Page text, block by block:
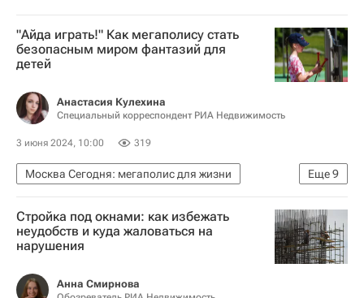
"Айда играть!" Как мегаполису стать
безопасным миром фантазий для
детей
Анастасия Кулехина
Специальный корреспондент РИА Недвижимость
3 июня 2024, 10:00 319
Еще9
Москва Сегодня: мегаполис для жизни
Городское хозяйство Москвы
Комплекс городского хозяйства Москвы
Городская среда
Северный Речной вокзал
Стройка под окнами: как избежать
неудобств и куда жаловаться на
нарушения
Анна Смирнова